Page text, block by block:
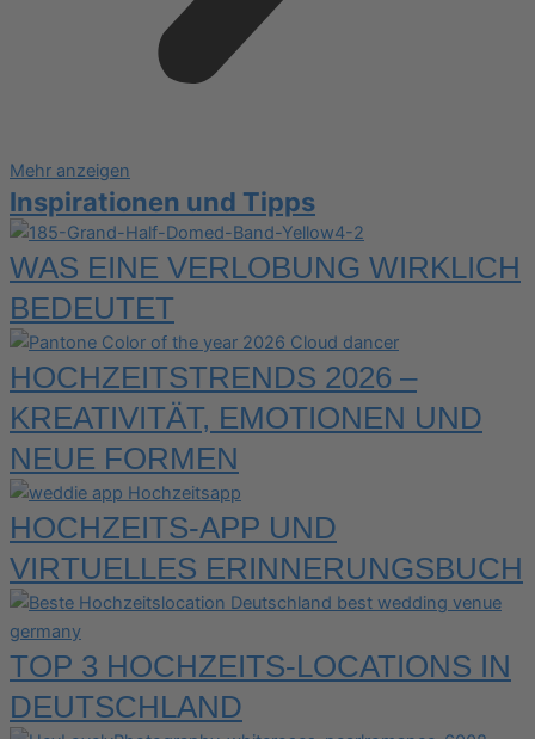
Mehr anzeigen
Inspirationen und Tipps
WAS EINE VERLOBUNG WIRKLICH
BEDEUTET
HOCHZEITSTRENDS 2026 –
KREATIVITÄT, EMOTIONEN UND
NEUE FORMEN
HOCHZEITS-APP UND
VIRTUELLES ERINNERUNGSBUCH
TOP 3 HOCHZEITS-LOCATIONS IN
DEUTSCHLAND